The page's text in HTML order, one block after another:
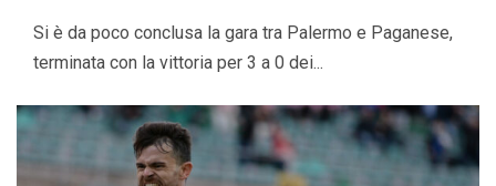
Si è da poco conclusa la gara tra Palermo e Paganese,
terminata con la vittoria per 3 a 0 dei...